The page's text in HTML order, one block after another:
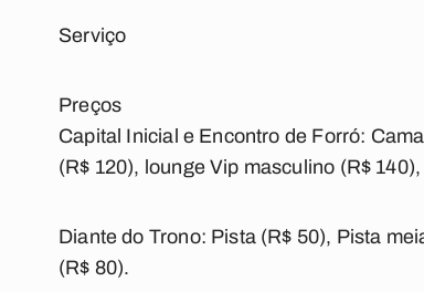
Serviço
Preços
Capital Inicial e Encontro de Forró:
(R$ 120), lounge Vip masculino (R$
Diante do Trono: Pista (R$ 50), Pista
(R$ 80).